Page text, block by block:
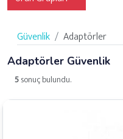
Güvenlik Adaptörler
Adaptörler Güvenlik
5sonuç bulundu.